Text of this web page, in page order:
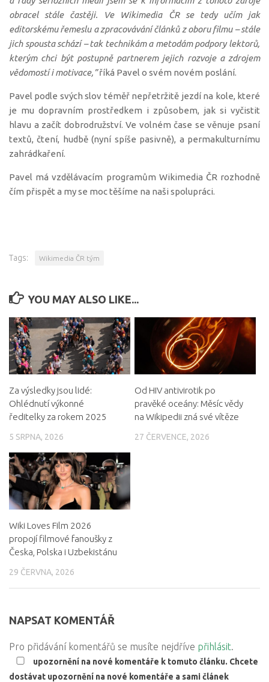
obracel stále častěji. Ve Wikimedia ČR se tedy učím jak
editorskému řemeslu a zpracovávání článků z oboru filmu – stále
jich spousta schází – tak technikám a metodám podpory lektorů,
kterým chci být postupně partnerem jejich rozvoje a zdrojem
vědomostí i motivace,”říká Pavel o svém novém poslání.
Pavel podle svých slov téměř nepřetržitě jezdí na kole, které
je mu dopravním prostředkem i způsobem, jak si vyčistit
hlavu a začít dobrodružství. Ve volném čase se věnuje psaní
textů, čtení, hudbě (nyní spíše pasivně), a permakulturnímu
zahrádkaření.
Pavel má vzdělávacím programům Wikimedia ČR rozhodně
čím přispět a my se moc těšíme na naši spolupráci.
Tags: Wikimedia ČR tým
YOU MAY ALSO LIKE...
Za výsledky jsou lidé:
Ohlédnutí výkonné
ředitelky za rokem 2025
5 SRPNA, 2026
Od HIV antivirotik po
pravěké oceány: Měsíc vědy
na Wikipedii zná své vítěze
27 ČERVENCE, 2026
Wiki Loves Film 2026
propojí filmové fanoušky z
Česka, Polska i Uzbekistánu
29 ČERVNA, 2026
NAPSAT KOMENTÁŘ
Pro přidávání komentářů se musíte nejdříve přihlásit.
upozornění na nové komentáře k tomuto článku. Chcete
dostávat upozornění na nové komentáře a sami článek